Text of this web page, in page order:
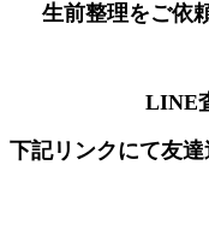
生前整理をご依
LINE
下記リンクにて友